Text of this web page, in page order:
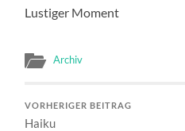
Lustiger Moment
Archiv
VORHERIGER BEITRAG
Haiku